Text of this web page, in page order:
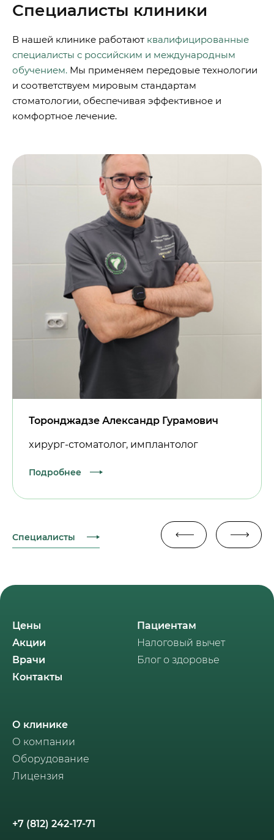
Специалисты клиники
Специалисты
В нашей клинике работают квалифицированные
специалисты с российским и международным
обучением. Мы применяем передовые технологии
и соответствуем мировым стандартам
стоматологии, обеспечивая эффективное и
комфортное лечение.
Торонджадзе Александр Гурамович
xирург-стоматолог, имплантолог
Подробнее
Цены
Акции
Врачи
Контакты
Пациентам
Налоговый вычет
Блог о здоровье
О клинике
О компании
Оборудование
Лицензия
+7 (812) 242-17-71